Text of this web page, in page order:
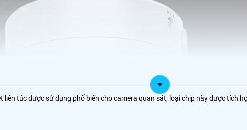
liên túc được sử dụng phổ biến cho camera quan sát, loại chip này được